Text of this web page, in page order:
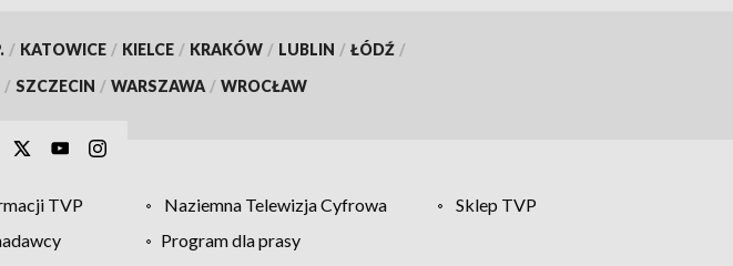
/ KATOWICE / KIELCE / KRAKÓW / LUBLIN / ŁÓDŹ /
/ SZCZECIN / WARSZAWA / WROCŁAW
TVP Naziemna Telewizja Cyfrowa
Sklep TVP
Program dla prasy